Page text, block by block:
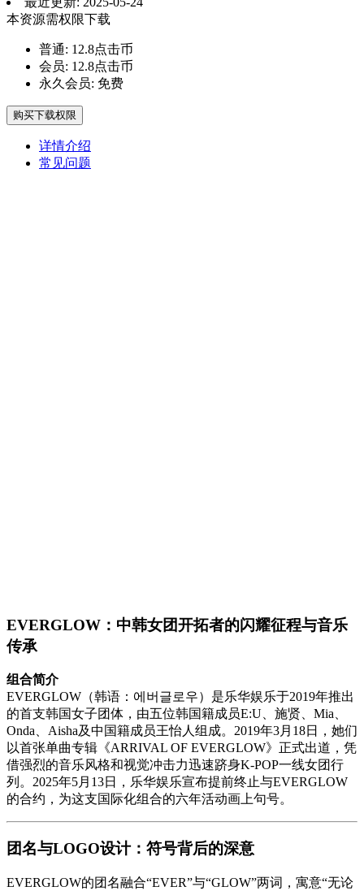
本资源需权限下载
普通: 12.8点击币
会员: 12.8点击币
永久会员: 免费
购买下载权限
详情介绍
常见问题
EVERGLOW：中韩女团开拓者的闪耀征程与音乐
传承
组合简介
EVERGLOW（韩语：에버글로우）是乐华娱乐于2019年推出
的首支韩国女子团体，由五位韩国籍成员E:U、施贤、Mia、
Onda、Aisha及中国籍成员王怡人组成。2019年3月18日，她们
以首张单曲专辑《ARRIVAL OF EVERGLOW》正式出道，凭
借强烈的音乐风格和视觉冲击力迅速跻身K-POP一线女团行
列。2025年5月13日，乐华娱乐宣布提前终止与EVERGLOW
的合约，为这支国际化组合的六年活动画上句号。
团名与LOGO设计：符号背后的深意
EVERGLOW的团名融合“EVER”与“GLOW”两词，寓意“无论